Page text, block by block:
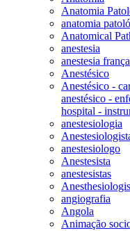
Anatomia
anatomia
Anatomical
anestesia
anestesia frança
Anestésico
Anestésico -
anestésico -
hospital -
anestesiologia
anestesiologo
Anestesista
anestesistas
angiografia
Angola
Animação